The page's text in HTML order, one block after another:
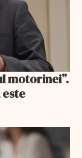
motorinei”.